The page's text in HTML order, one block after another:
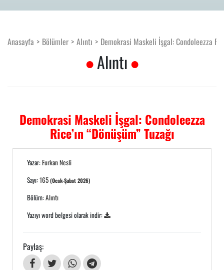
Anasayfa Bölümler Alıntı Demokrasi Maskeli İşgal: Condoleezza
Alıntı
Demokrasi Maskeli İşgal: Condoleezza
Rice’ın “Dönüşüm” Tuzağı
Yazar:Furkan Nesli
Sayı:165(Ocak-Şubat 2026)
Bölüm:Alıntı
Yazıyı word belgesi olarak indir:
Paylaş: